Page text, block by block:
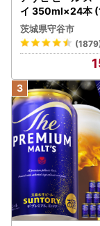
イ 350ml×24本
究極の辛口 ＜茨城工場＞ 缶
ビール Asahi
酒
茨城県守谷市